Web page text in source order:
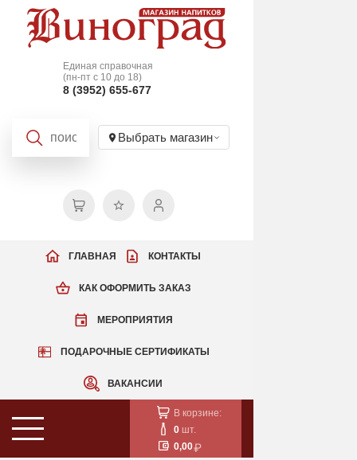
Единая справочная
(пн-пт с 10 до 18)
8 (3952) 655-677
Выбрать магазин
КАК ОФОРМИТЬ ЗАКАЗ
МЕРОПРИЯТИЯ
ПОДАРОЧНЫЕ СЕРТИФИКАТЫ
ВАКАНСИИ
ГЛАВНАЯ КОНТАКТЫ
В корзине:
0 шт.
0,00